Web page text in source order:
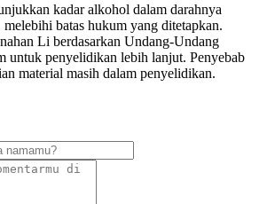
kadar alkohol dalam darahnya
batas hukum yang ditetapkan.
Li berdasarkan Undang-Undang
untuk penyelidikan lebih lanjut. Penyebab
material masih dalam penyelidikan.